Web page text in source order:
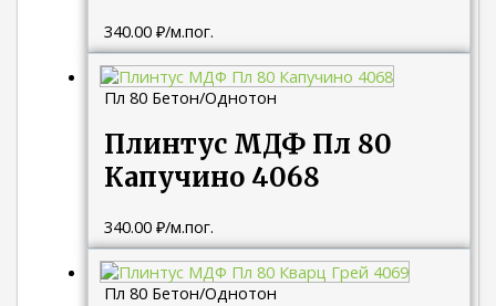
340.00₽/м.пог.
Пл 80 Бетон/Однотон
Плинтус МДФ Пл 80
Капучино 4068
340.00₽/м.пог.
Пл 80 Бетон/Однотон